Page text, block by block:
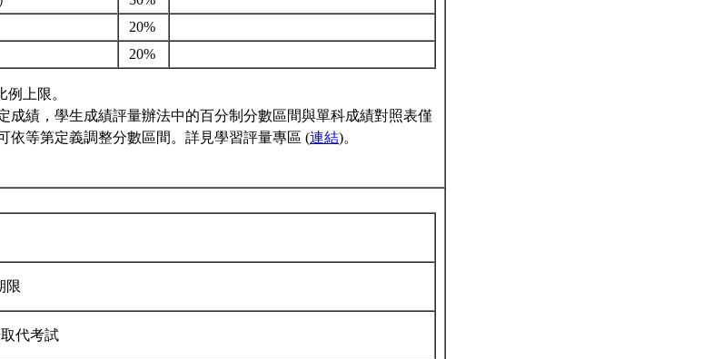
20%
20%
上限。
成績，學生成績評量辦法中的百分制分數區間與單科成績對照表僅
依等第定義調整分數區間。詳見學習評量專區 (連結)。
限
代考試